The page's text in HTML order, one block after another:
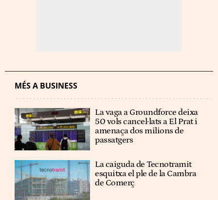
MÉS A BUSINESS
La vaga a Groundforce deixa
50 vols cancel·lats a El Prat i
amenaça dos milions de
passatgers
La caiguda de Tecnotramit
esquitxa el ple de la Cambra
de Comerç